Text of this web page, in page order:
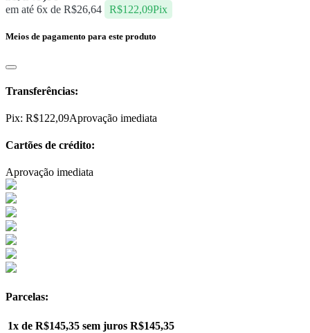
em até 6x de R$26,64 R$122,09Pix
Meios de pagamento para este produto
Transferências:
Pix: R$122,09Aprovação imediata
Cartões de crédito:
Aprovação imediata
Parcelas:
1x de R$145,35 sem juros R$145,35